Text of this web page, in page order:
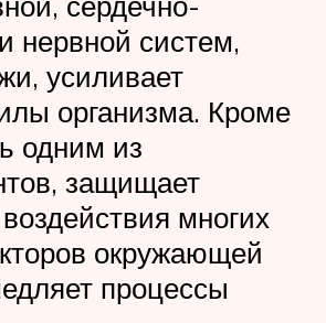
нервной систем,
усиливает
организма. Кроме
одним из
защищает
многих
окружающей
процессы